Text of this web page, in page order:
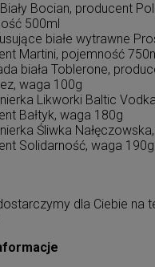
Bocian, producent
500ml
białe wytrawne
Martini, pojemność
biała Toblerone,
waga 100g
Likworki Baltic
Bałtyk, waga 180g
Śliwka Nałęczowska,
Solidarność, waga 190g
dla Ciebie na